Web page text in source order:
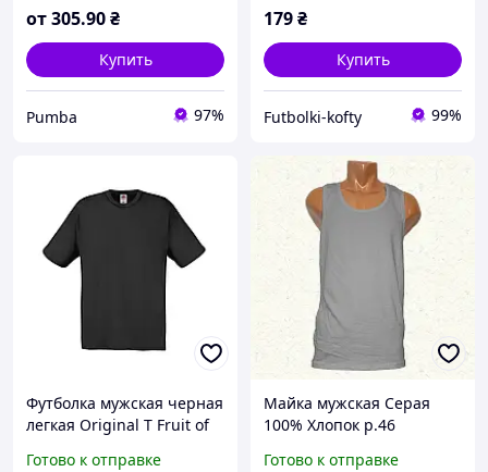
от305.90₴
Купить
Pumba 97%
179₴
Купить
Futbolki-kofty 99%
Футболка мужская черная
легкая Original T Fruit of
Готово к отправке
Майка мужская Серая
100% Хлопок р.46
Готово к отправке